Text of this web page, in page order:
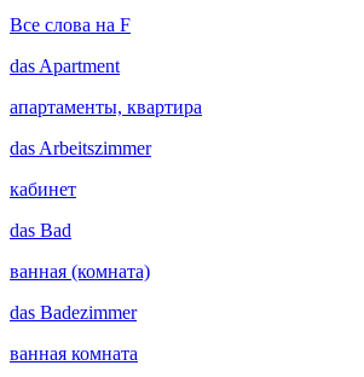
Все слова на F
das Apartment
апартаменты, квартира
das Arbeitszimmer
кабинет
das Bad
ванная (комната)
das Badezimmer
ванная комната